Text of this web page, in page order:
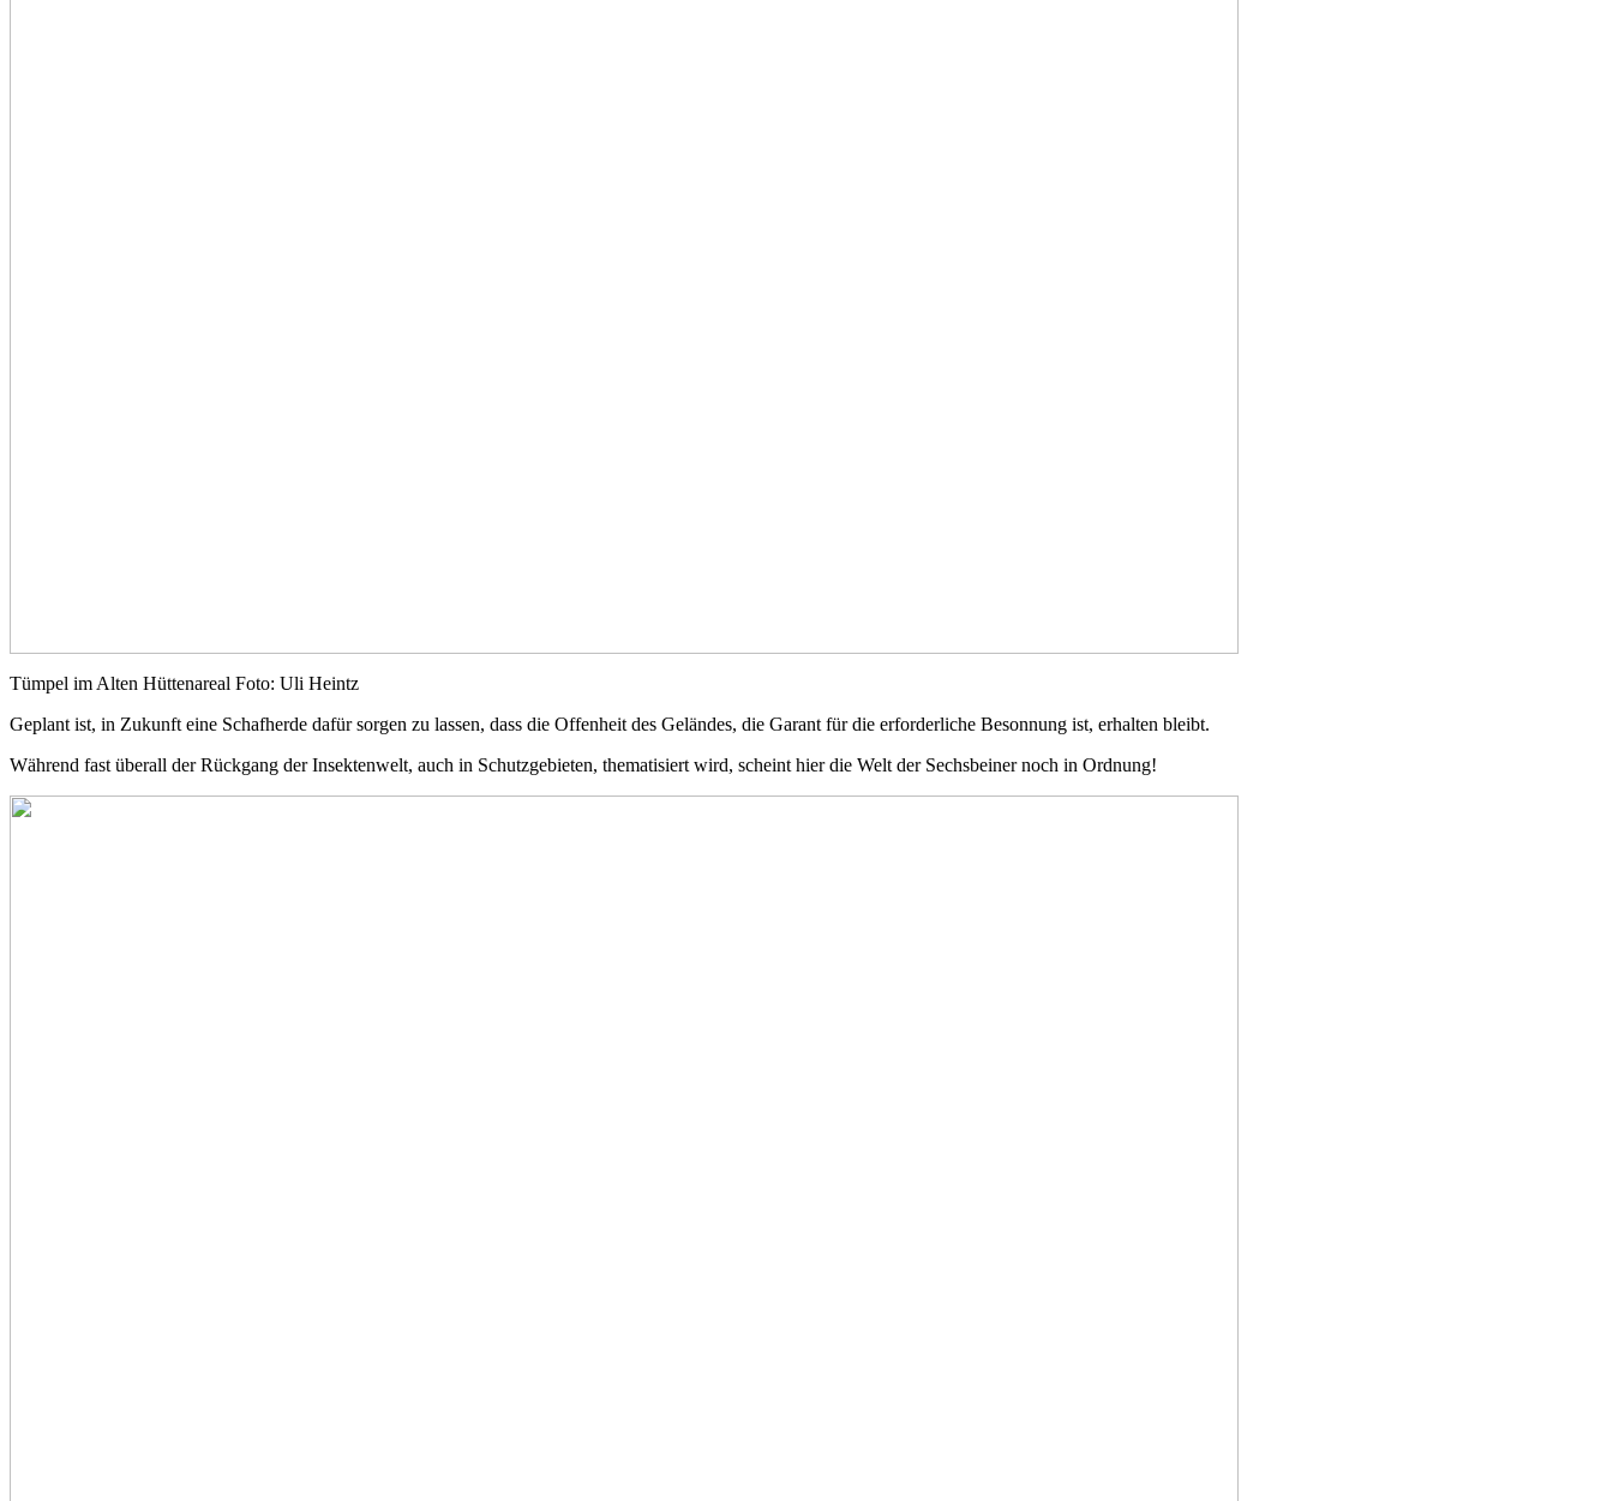
Tümpel im Alten Hüttenareal Foto: Uli Heintz
Geplant ist, in Zukunft eine Schafherde dafür sorgen zu lassen, dass die Offenheit des Geländes, die Garant für die erforderliche Besonnung ist, erhalten bleibt.
Während fast überall der Rückgang der Insektenwelt, auch in Schutzgebieten, thematisiert wird, scheint hier die Welt der Sechsbeiner noch in Ordnung!